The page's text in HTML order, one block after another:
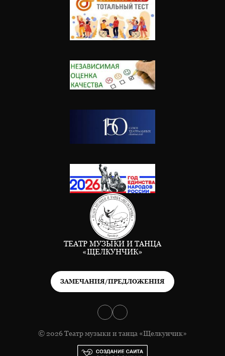
ТЕАТР МУЗЫКИ И ТАНЦА
«ЩЕЛКУНЧИК»
ЗАМЕЧАНИЯ/ПРЕДЛОЖЕНИЯ
© 2026 Театр музыки и танца «Щелкунчик»